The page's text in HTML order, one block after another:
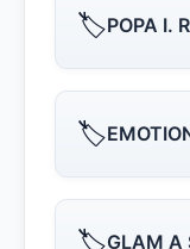
🏷️POPA I.
🏷️
🏷️GLAM A